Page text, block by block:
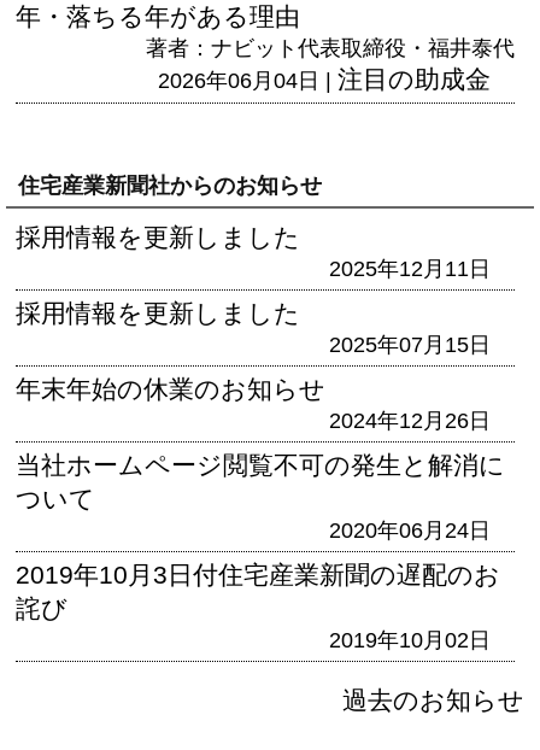
年・落ちる年がある理由
著者：ナビット代表取締役・福井泰代
2026年06月04日 | 注目の助成金
住宅産業新聞社からのお知らせ
採用情報を更新しました
2025年12月11日
採用情報を更新しました
2025年07月15日
年末年始の休業のお知らせ
2024年12月26日
当社ホームページ閲覧不可の発生と解消に
ついて
2020年06月24日
2019年10月3日付住宅産業新聞の遅配のお
詫び
2019年10月02日
過去のお知らせ